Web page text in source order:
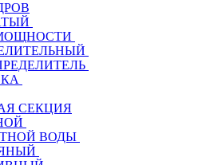
СЕКЦИЯ
ВОДЫ